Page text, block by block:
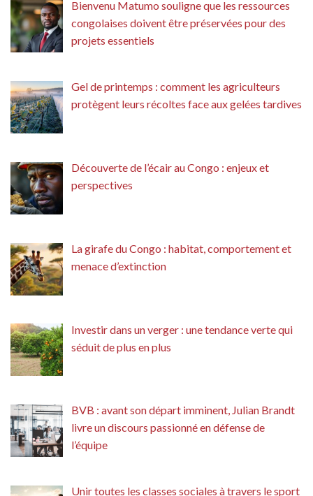
Bienvenu Matumo souligne que les ressources
congolaises doivent être préservées pour des
projets essentiels
Gel de printemps : comment les agriculteurs
protègent leurs récoltes face aux gelées tardives
Découverte de l’écair au Congo : enjeux et
perspectives
La girafe du Congo : habitat, comportement et
menace d’extinction
Investir dans un verger : une tendance verte qui
séduit de plus en plus
BVB : avant son départ imminent, Julian Brandt
livre un discours passionné en défense de
l’équipe
Unir toutes les classes sociales à travers le sport